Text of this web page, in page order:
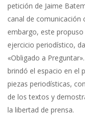
petición de Jaime
canal de comunicación
embargo, este
ejercicio periodístico,
«Obligado a
brindó el espacio en el
piezas periodísticas,
de los textos y
la libertad de prensa.